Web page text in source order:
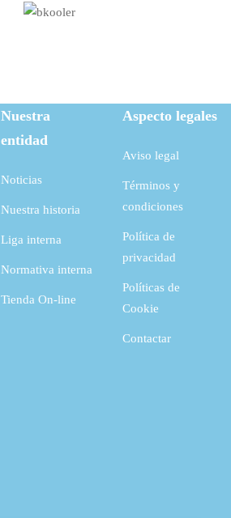
Nuestra
entidad
Noticias
Nuestra historia
Liga interna
Normativa interna
Tienda On-line
Aspecto legales
Aviso legal
Términos y
condiciones
Política de
privacidad
Políticas de
Cookie
Contactar